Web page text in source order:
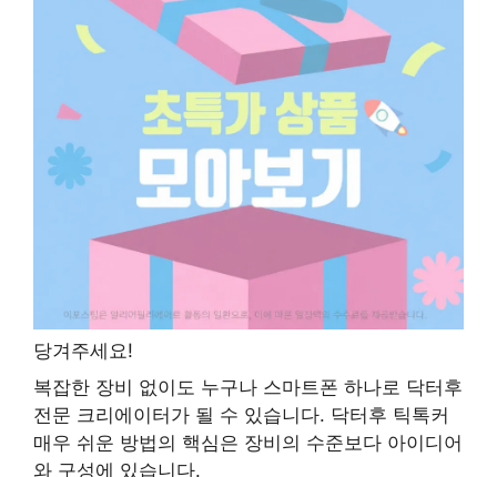
당겨주세요!
복잡한 장비 없이도 누구나 스마트폰 하나로 닥터후
전문 크리에이터가 될 수 있습니다. 닥터후 틱톡커
매우 쉬운 방법의 핵심은 장비의 수준보다 아이디어
와 구성에 있습니다.